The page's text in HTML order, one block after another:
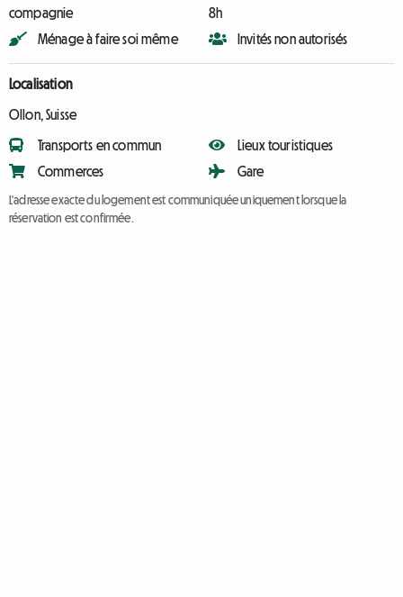
compagnie
Ménage à faire soi même
8h
Invités non autorisés
Localisation
Ollon, Suisse
Transports en commun
Commerces
Lieux touristiques
Gare
L'adresse exacte du logement est communiquée uniquement lorsque la
réservation est confirmée.